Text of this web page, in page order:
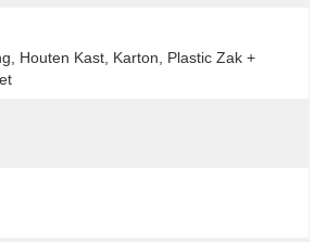
Houten Kast, Karton, Plastic Zak +